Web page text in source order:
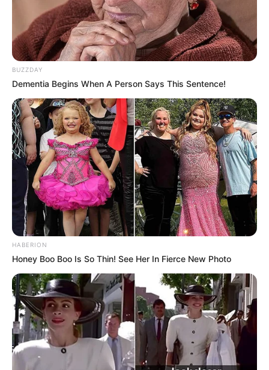
Mainstream yang Konyol
Banget
8 Kata Lucu Seputar Malam
Minggu ala Jomblo yang Bikin
Ngenes
10 Desain Kanopi Tempat
Tidur, Serasa Beristirahat di
Kamar Raja
BUZZDAY
Dementia Begins When A Person Says This Sentence!
HABERION
Honey Boo Boo Is So Thin! See Her In Fierce New Photo